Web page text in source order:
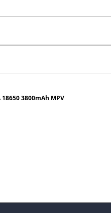
18650 3800mAh MPV